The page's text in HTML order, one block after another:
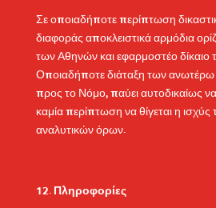
Σε οποιαδήποτε περίπτωση
διαφοράς αποκλειστικά αρμόδια
των Αθηνών και εφαρμοστέο δίκαιο
Οποιαδήποτε διάταξη των ανωτέρω
προς το Νόμο, παύει αυτοδικαίως να
καμία περίπτωση να θίγεται η
αναλυτικών όρων.
Πληροφορίες